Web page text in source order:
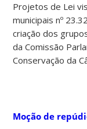
Projetos de Lei
municipais nº
criação dos
da Comissão
Conservação da
Moção de